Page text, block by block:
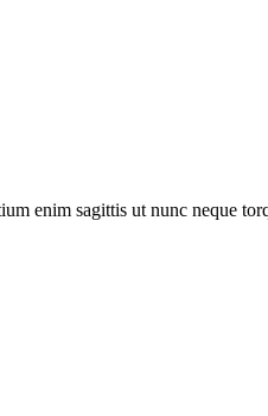
enim sagittis ut nunc neque